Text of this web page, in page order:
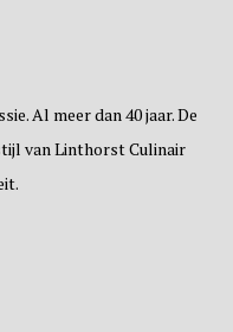
Al meer dan 40 jaar. De
van Linthorst Culinair